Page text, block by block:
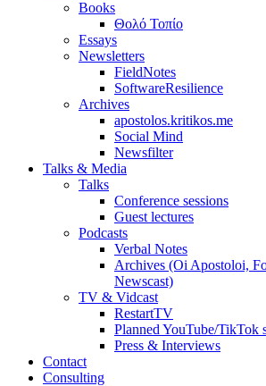
Books
Θολό Τοπίο
Essays
Newsletters
FieldNotes
SoftwareResilience
Archives
apostolos.kritikos.me
Social Mind
Newsfilter
Talks & Media
Talks
Conference sessions
Guest lectures
Podcasts
Verbal Notes
Archives (Oi Apostoloi,
Newscast)
TV & Vidcast
RestartTV
Planned YouTube/TikTok
Press & Interviews
Contact
Consulting